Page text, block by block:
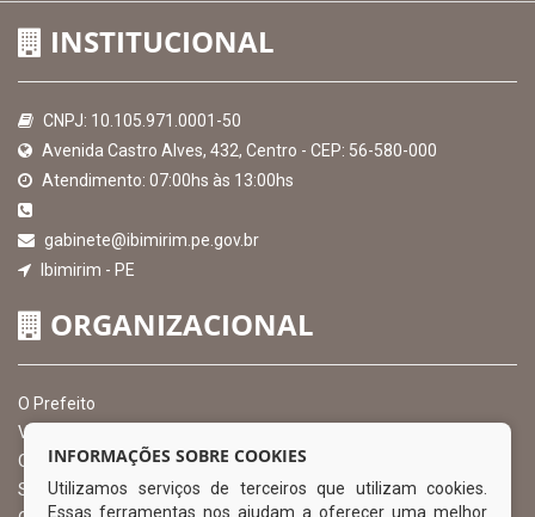
INSTITUCIONAL
CNPJ: 10.105.971.0001-50
Avenida Castro Alves, 432, Centro - CEP: 56-580-000
Atendimento: 07:00hs às 13:00hs
gabinete@ibimirim.pe.gov.br
Ibimirim - PE
ORGANIZACIONAL
O Prefeito
Vice Prefeito
Ouvidoria Municipal
Serviço de Informação ao Cidadão – SIC
INFORMAÇÕES SOBRE COOKIES
Utilizamos serviços de terceiros que utilizam cookies.
Essas ferramentas nos ajudam a oferecer uma melhor